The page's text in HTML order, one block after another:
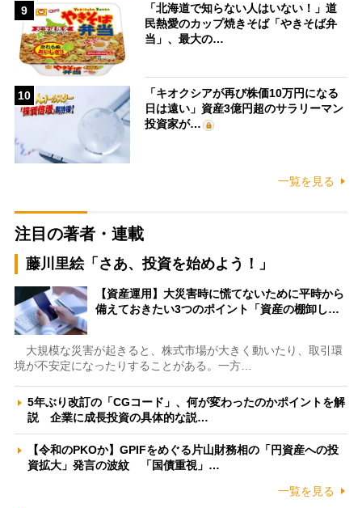
9
「北海道で知らない人はいない！」道
民熱愛のカップ焼きそば「やきそば弁
当」、最大の…
10
「キオクシアが再び株価10万円になる
日は遠い」資産3億円超のサラリーマン
投資家が…
一覧を見る
注目の著者・連載
藤川里絵「さあ、投資を始めよう！」
【資産運用】大災害時に慌てないために平時から
備えておきたい3つのポイント「資産の棚卸し…
大規模な災害が起きると、株式市場が大きく動いたり、取引環
境が不安定になったりすることがある。一方…
5年ぶり改訂の「CGコード」、何が変わったのかポイントを解
説 企業に成長投資の具体的な説…
【令和のPKOか】GPIFをめぐる片山財務相の「円資産への投
資拡大」発言の波紋 「国債重視」…
一覧を見る